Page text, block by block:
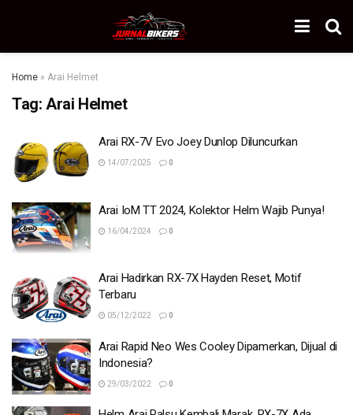
Home » Arai Helmet
Tag: Arai Helmet
Arai RX-7V Evo Joey Dunlop Diluncurkan
14/07/2025 0
Arai IoM TT 2024, Kolektor Helm Wajib Punya!
16/04/2024 0
Arai Hadirkan RX-7X Hayden Reset, Motif
Terbaru
05/12/2022 0
Arai Rapid Neo Wes Cooley Dipamerkan, Dijual di
Indonesia?
29/03/2022 0